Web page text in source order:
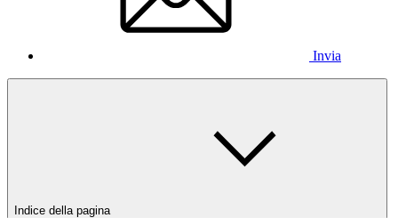
Invia
Indice della pagina